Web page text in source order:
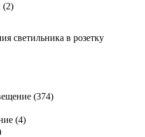
(2)
светильника в розетку
(374)
(4)